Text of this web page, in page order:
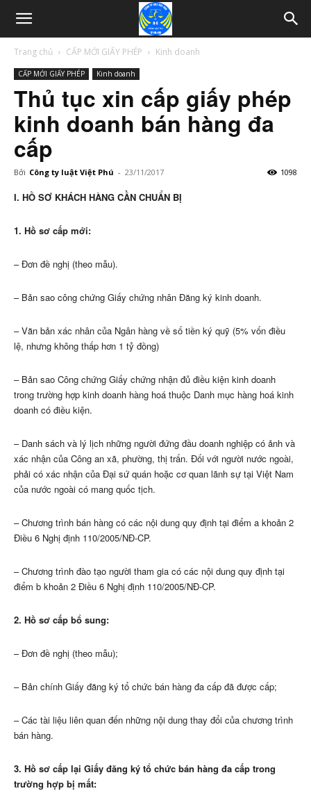
Trang chủ CẤP MỚI GIẤY PHÉP Kinh doanh
CẤP MỚI GIẤY PHÉP Kinh doanh
Thủ tục xin cấp giấy phép
kinh doanh bán hàng đa
cấp
Bởi Công ty luật Việt Phú - 23/11/2017 1098
I. HỒ SƠ KHÁCH HÀNG CẦN CHUẨN BỊ
1. Hồ sơ cấp mới:
– Đơn đề nghị (theo mẫu).
– Bản sao công chứng Giấy chứng nhân Đăng ký kinh doanh.
– Văn bản xác nhân của Ngân hàng về số tiền ký quỹ (5% vốn điều
lệ, nhưng không thấp hơn 1 tỷ đồng)
– Bản sao Công chứng Giấy chứng nhận đủ điều kiện kinh doanh
trong trường hợp kinh doanh hàng hoá thuộc Danh mục hàng hoá kinh
doanh có điều kiện.
– Danh sách và lý lịch những người đứng đầu doanh nghiệp có ảnh và
xác nhận của Công an xã, phường, thị trấn. Đối với người nước ngoài,
phải có xác nhận của Đại sứ quán hoặc cơ quan lãnh sự tại Việt Nam
của nước ngoài có mang quốc tịch.
– Chương trình bán hàng có các nội dung quy định tại điểm a khoản 2
Điều 6 Nghị định 110/2005/NĐ-CP.
– Chương trình đào tạo người tham gia có các nội dung quy định tại
điểm b khoản 2 Điều 6 Nghị định 110/2005/NĐ-CP.
2. Hồ sơ cấp bổ sung:
– Đơn đề nghị (theo mẫu);
– Bản chính Giấy đăng ký tổ chức bán hàng đa cấp đã được cấp;
– Các tài liệu liên quan đến những nội dung thay đổi của chương trình
bán hàng.
3. Hồ sơ cấp lại Giấy đăng ký tổ chức bán hàng đa cấp trong
trường hợp bị mất: